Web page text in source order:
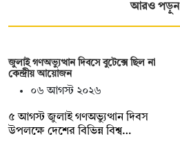
আরও পড়ুন
জুলাই গণঅভ্যুত্থান দিবসে বুটেক্সে ছিল না
কেন্দ্রীয় আয়োজন
০৬ আগস্ট ২০২৬
৫ আগস্ট জুলাই গণঅভ্যুত্থান দিবস
উপলক্ষে দেশের বিভিন্ন বিশ্ব…